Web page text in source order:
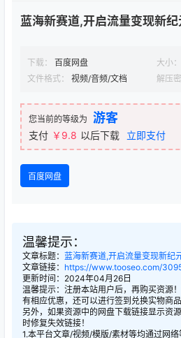
蓝海新赛道,开启流量变现新
下载： 百度网盘 大小：
文件格式：
视频/音频/文档 解压密
您当前的等级为 游客
支付 ￥9.8 以后下载 立即支付
百度网盘
温馨提示：
文章标题： 蓝海新赛道,开启流量变现新纪
文章链接： https://www.tooseo.com/
更新时间：2024年04月26日
温馨提示：注册本站用户后，再购买资源
有相应优惠，还可以进行签到兑换实物商品
另外，如果资源中的网盘下载链接显示资
时修复失效链接！
1.本平台文章/视频/模版/素材等均通过网